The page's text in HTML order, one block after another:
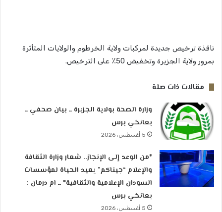
نافذة ترخيص جديدة لمركبات ولاية الخرطوم والولايات المتأثرة
بمرور ولاية الجزيرة وتخفيض 50٪ على الترخيص.
مقالات ذات صلة
وزارة الصحة بولاية الجزيرة ــ بيان صحفي ــ
بعانخي برس
5 أغسطس، 2026
*من الوعد إلى الإنجاز.. شعار وزارة الثقافة
والإعلام “جيناكم” يعيد الحياة لمؤسسات
السودان الإعلامية والثقافية* ــ ام درمان :
بعانخي برس
5 أغسطس، 2026